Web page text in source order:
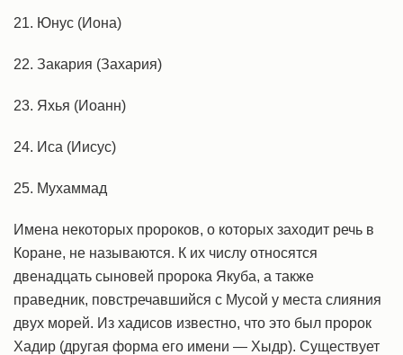
21. Юнус (Иона)
22. Закария (Захария)
23. Яхья (Иоанн)
24. Иса (Иисус)
25. Мухаммад
Имена некоторых пророков, о которых заходит речь в
Коране, не называются. К их числу относятся
двенадцать сыновей пророка Якуба, а также
праведник, повстречавшийся с Мусой у места слияния
двух морей. Из хадисов известно, что это был пророк
Хадир (другая форма его имени — Хыдр). Существует